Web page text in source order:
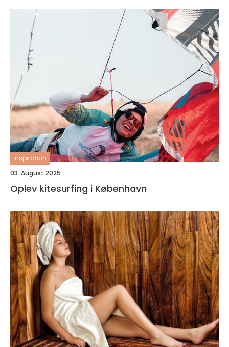
inspiration
03. August 2025
Oplev kitesurfing i København